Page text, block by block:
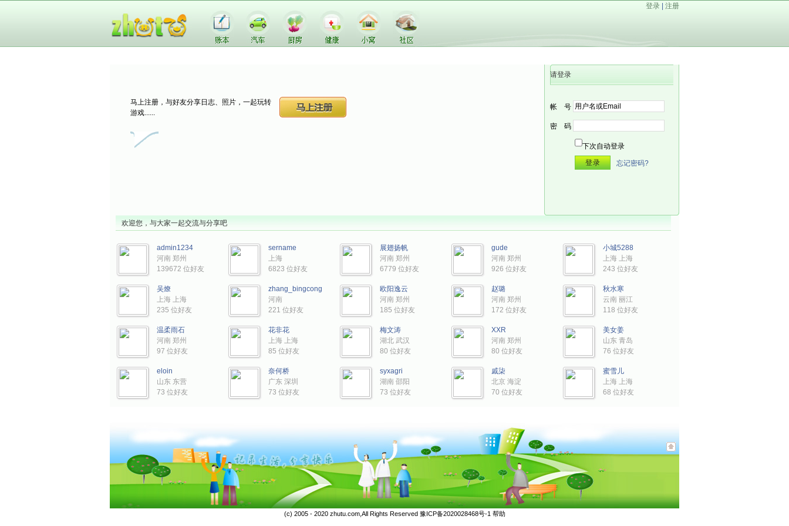
登录 注册
马上注册，与好友分享日志、照片，一起玩转
游戏......
请登录
帐 号
密 码
下次自动登录
忘记密码?
欢迎您，与大家一起交流与分享吧
admin1234
河南 郑州
139672 位好友
sername
上海
6823 位好友
展翅扬帆
河南 郑州
6779 位好友
gude
河南 郑州
926 位好友
小城5288
上海 上海
243 位好友
吴燎
上海 上海
235 位好友
zhang_bingcong
河南
221 位好友
欧阳逸云
河南 郑州
185 位好友
赵璐
河南 郑州
172 位好友
秋水寒
云南 丽江
118 位好友
温柔雨石
河南 郑州
97 位好友
花非花
上海 上海
85 位好友
梅文涛
湖北 武汉
80 位好友
XXR
河南 郑州
80 位好友
美女姜
山东 青岛
76 位好友
eloin
山东 东营
73 位好友
奈何桥
广东 深圳
73 位好友
syxagri
湖南 邵阳
73 位好友
戚柒
北京 海淀
70 位好友
蜜雪儿
上海 上海
68 位好友
(c) 2005 - 2020 zhutu.com,All Rights Reserved 豫ICP备2020028468号-1 帮助